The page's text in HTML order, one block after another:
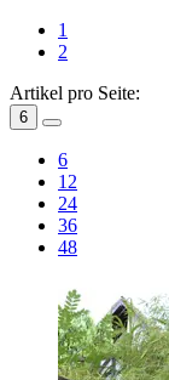
1
2
Artikel pro Seite:
6
6
12
24
36
48